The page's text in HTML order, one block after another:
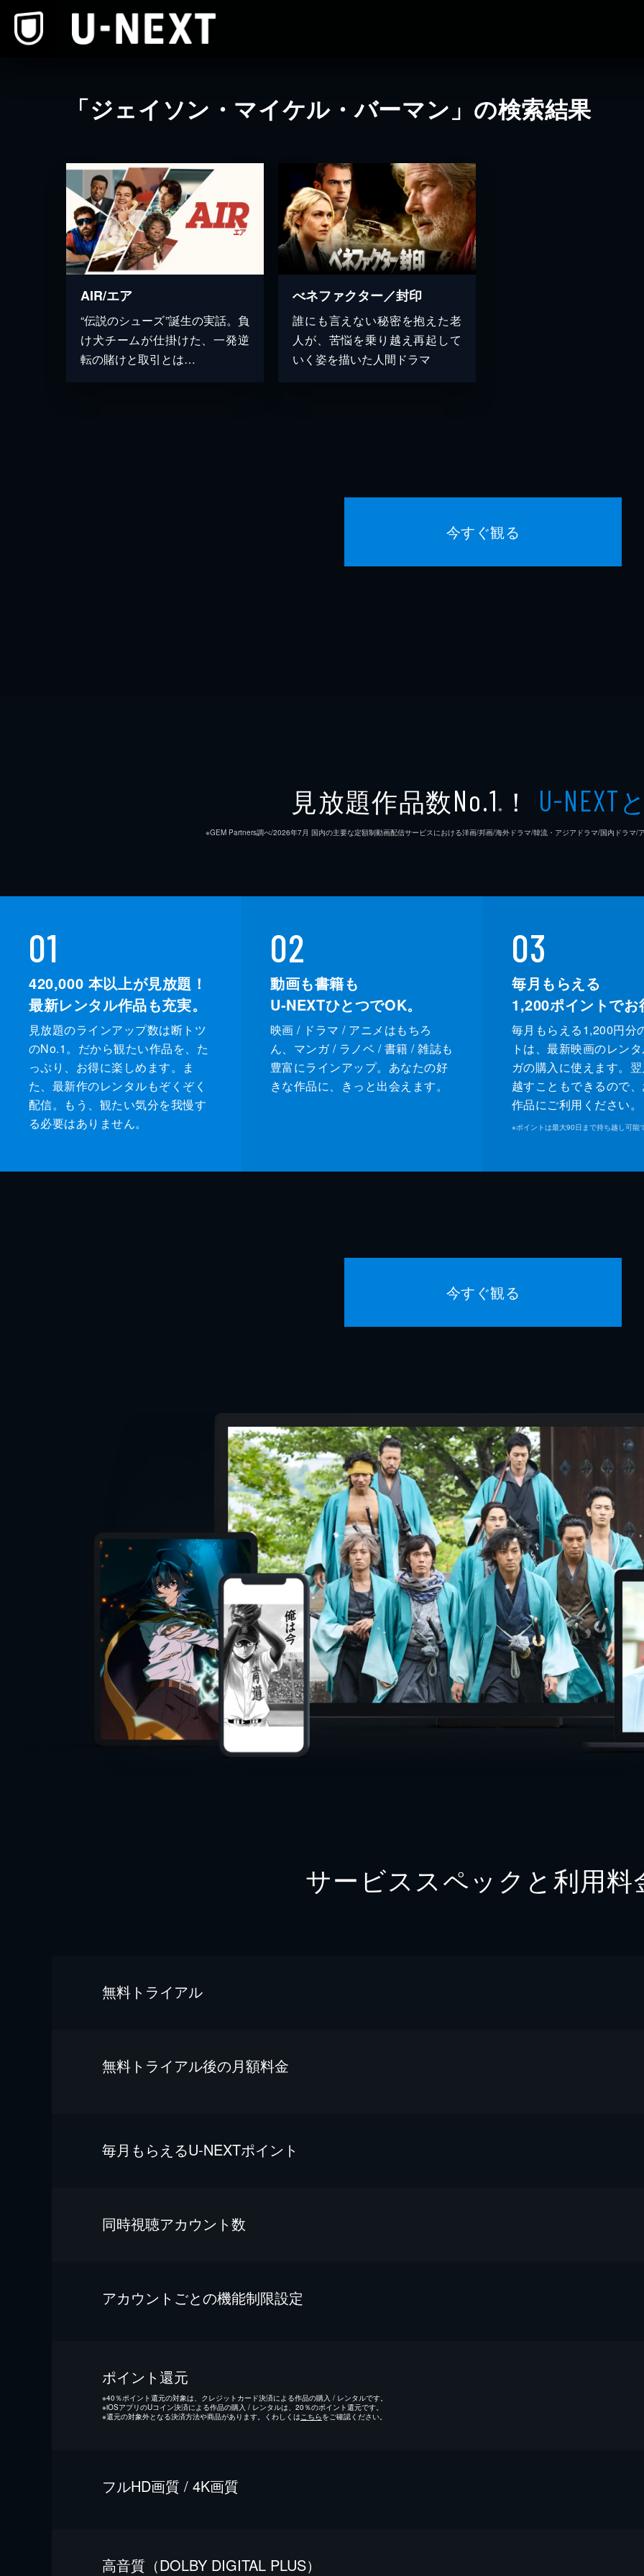
「ジェイソン・マイケル・バーマン」の検索結果
AIR/エア
“伝説のシューズ”誕生の実話。負
け犬チームが仕掛けた、一発逆
転の賭けと取引とは…
べネファクター／封印
誰にも言えない秘密を抱えた老
人が、苦悩を乗り越え再起して
いく姿を描いた人間ドラマ
今すぐ観る
見放題作品数No.1 ※ ！ U-NEXT
※GEM Partners調べ/2026年7⽉ 国内の主要な定額制動画配信サービスにおける洋画/邦画/海外ドラマ/韓流・アジアドラマ/国内ドラマ/
01
420,000 本以上が見放題！
最新レンタル作品も充実。
見放題のラインアップ数は断トツ
のNo.1。だから観たい作品を、た
っぷり、お得に楽しめます。ま
た、最新作のレンタルもぞくぞく
配信。もう、観たい気分を我慢す
る必要はありません。
02
動画も書籍も
U-NEXTひとつでOK。
映画 / ドラマ / アニメはもちろ
ん、マンガ / ラノベ / 書籍 / 雑誌も
豊富にラインアップ。あなたの好
きな作品に、きっと出会えます。
03
毎月もらえる
1,200ポイントでお
毎月もらえる1,200円分
トは、最新映画のレン
ガの購入に使えます。
越すこともできるので
作品にご利用ください。
※ポイントは最大90日まで持ち越し可能
今すぐ観る
サービススペックと利用料
無料トライアル
無料トライアル後の⽉額料金
毎⽉もらえるU-NEXTポイント
同時視聴アカウント数
アカウントごとの機能制限設定
ポイント還元
※40％ポイント還元の対象は、クレジットカード決済による作品の購入 / レンタルです。
※iOSアプリのUコイン決済による作品の購入 / レンタルは、20％のポイント還元です。
※還元の対象外となる決済方法や商品があります。くわしくは こちらをご確認ください。
フルHD画質 / 4K画質
⾼⾳質（DOLBY DIGITAL PLUS）